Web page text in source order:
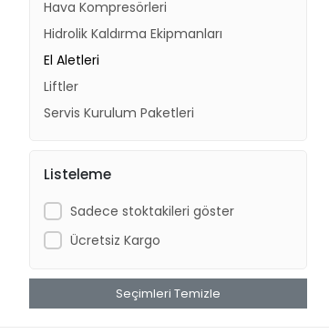
Hava Kompresörleri
Hidrolik Kaldırma Ekipmanları
El Aletleri
Liftler
Servis Kurulum Paketleri
Listeleme
Sadece stoktakileri göster
Ücretsiz Kargo
Seçimleri Temizle